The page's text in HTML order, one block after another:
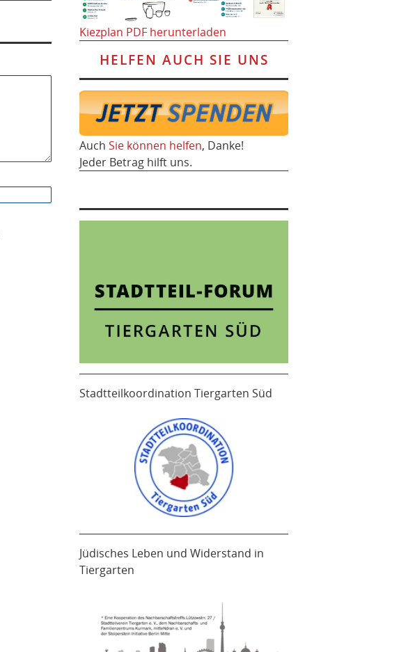
Kiezplan PDF herunterladen
HELFEN AUCH SIE UNS
Auch Sie können helfen, Danke!
Jeder Betrag hilft uns.
Stadtteilkoordination Tiergarten Süd
Jüdisches Leben und Widerstand in
Tiergarten